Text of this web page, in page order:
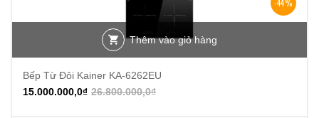
-44%
Thêm vào giỏ hàng
Bếp Từ Đôi Kainer KA-6262EU
26.800.000,0₫
15.000.000,0₫